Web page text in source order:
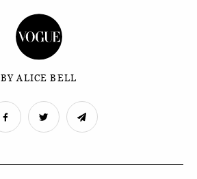
BY ALICE BELL